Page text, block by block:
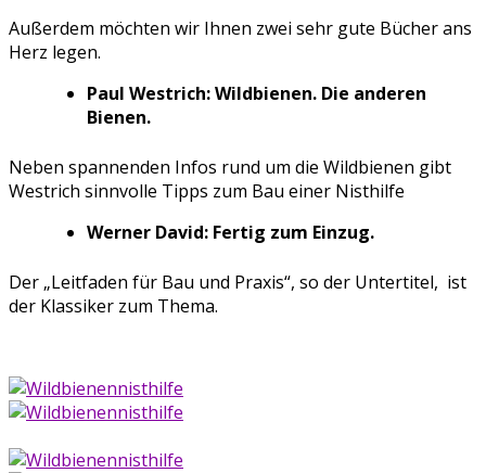
Außerdem möchten wir Ihnen zwei sehr gute Bücher ans
Herz legen.
Paul Westrich: Wildbienen. Die anderen
Bienen.
Neben spannenden Infos rund um die Wildbienen gibt
Westrich sinnvolle Tipps zum Bau einer Nisthilfe
Werner David: Fertig zum Einzug.
Der „Leitfaden für Bau und Praxis“, so der Untertitel, ist
der Klassiker zum Thema.